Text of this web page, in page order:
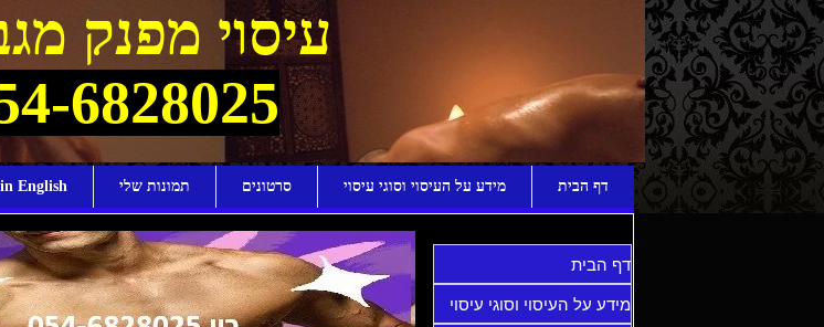
עיסוי מפנק
6828025
דף הבית מידע על העיסוי וסוגי עיסוי סרטונים תמונות שלי English
דף הבית
מידע על העיסוי וסוגי עיסוי